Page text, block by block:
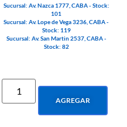
Sucursal: Av. Nazca 1777, CABA - Stock:
101
Sucursal: Av. Lope de Vega 3236, CABA -
Stock: 119
Sucursal: Av. San Martin 2537, CABA -
Stock: 82
AGREGAR